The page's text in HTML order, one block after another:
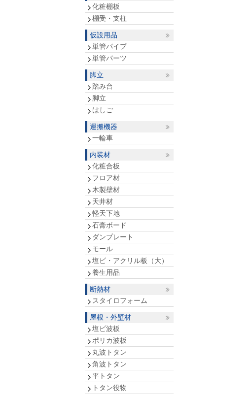
化粧棚板
棚受・支柱
仮設用品
単管パイプ
単管パーツ
脚立
踏み台
脚立
はしご
運搬機器
一輪車
内装材
化粧合板
フロア材
木製壁材
天井材
軽天下地
石膏ボード
ダンプレート
モール
塩ビ・アクリル板（大）
養生用品
断熱材
スタイロフォーム
屋根・外壁材
塩ビ波板
ポリカ波板
丸波トタン
角波トタン
平トタン
トタン役物